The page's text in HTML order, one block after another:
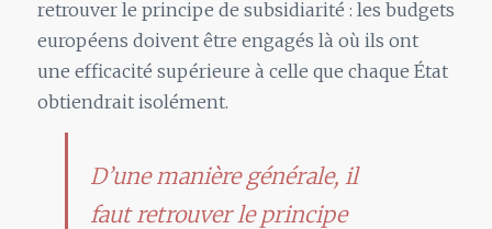
retrouver le principe de subsidiarité : les budgets
européens doivent être engagés là où ils ont
une efficacité supérieure à celle que chaque État
obtiendrait isolément.
D’une manière générale, il
faut retrouver le principe